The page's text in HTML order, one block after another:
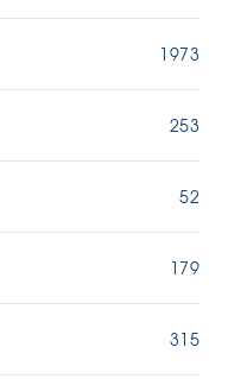
1973
253
52
179
315